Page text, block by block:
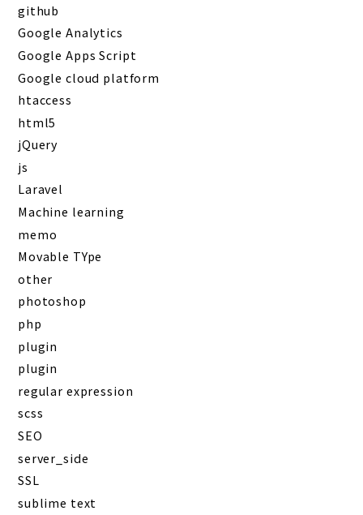
github
Google Analytics
Google Apps Script
Google cloud platform
htaccess
html5
jQuery
js
Laravel
Machine learning
memo
Movable TYpe
other
photoshop
php
plugin
plugin
regular expression
scss
SEO
server_side
SSL
sublime text